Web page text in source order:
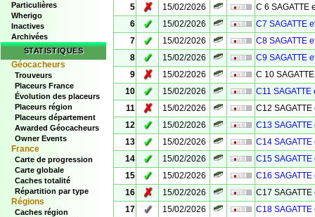
Particulières
Wherigo
Inactives
Archivées
STATISTIQUES
Géocacheurs
Trouveurs
Placeurs France
Évolution des placeurs
Placeurs région
Placeurs département
Awarded Géocacheurs
Owner Events
France
Carte de progression
Carte globale
Caches totalité
Répartition par type
Régions
Caches région
5
✗ 15/02/2026
C 6 SAGATTE
6
✓ 15/02/2026
C7 SAGATTE
7
✓ 15/02/2026
C8 SAGATTE
8
✓ 15/02/2026
C9 SAGATTE
9
✗ 15/02/2026
C 10
10
✓ 15/02/2026
C11 SAGATTE
11
✗ 15/02/2026
C12 SAGATTE
12
✓ 15/02/2026
C13 SAGATTE
13
✓ 15/02/2026
C14 SAGATTE
14
✓ 15/02/2026
C15 SAGATTE
15
✓ 15/02/2026
C16 SAGATTE
16
✗ 15/02/2026
C17 SAGATTE
17
✓ 15/02/2026
C18 SAGATTE